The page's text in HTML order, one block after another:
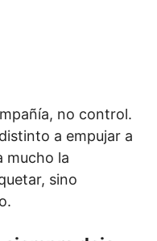
no control.
a empujar a
mucho la
sino